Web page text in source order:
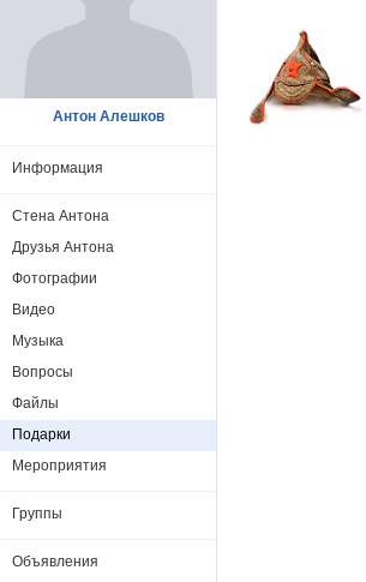
Антон Алешков
Информация
Стена Антона
Друзья Антона
Фотографии
Видео
Музыка
Вопросы
Файлы
Подарки
Мероприятия
Группы
Объявления